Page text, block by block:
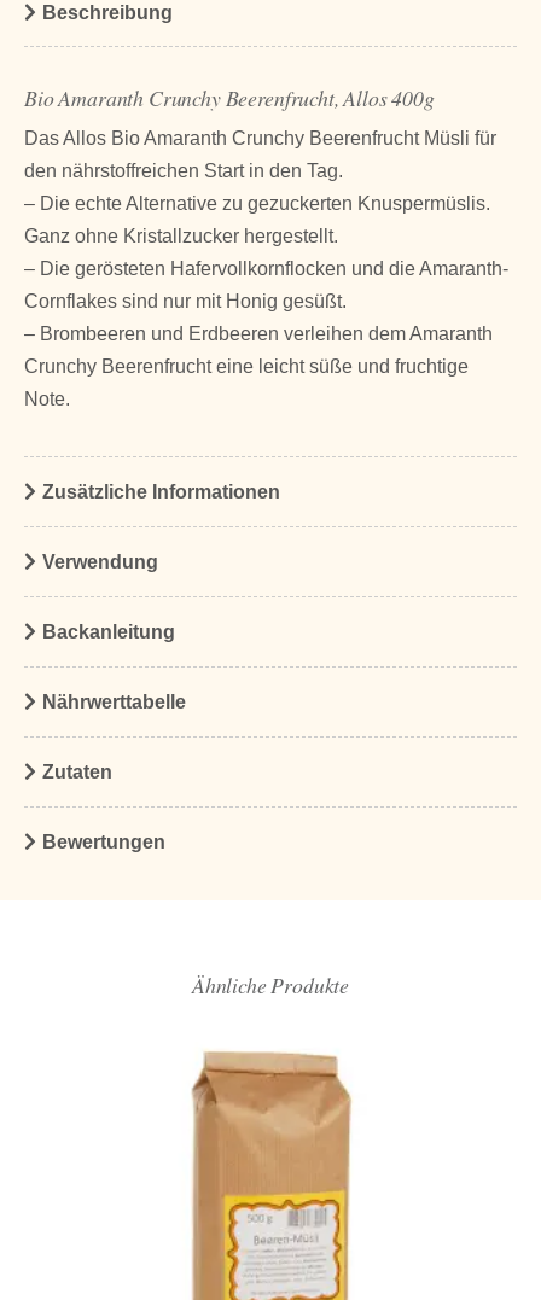
Beschreibung
Bio Amaranth Crunchy Beerenfrucht, Allos 400g
Das Allos Bio Amaranth Crunchy Beerenfrucht Müsli für
den nährstoffreichen Start in den Tag.
– Die echte Alternative zu gezuckerten Knuspermüslis.
Ganz ohne Kristallzucker hergestellt.
– Die gerösteten Hafervollkornflocken und die Amaranth-
Cornflakes sind nur mit Honig gesüßt.
– Brombeeren und Erdbeeren verleihen dem Amaranth
Crunchy Beerenfrucht eine leicht süße und fruchtige
Note.
Zusätzliche Informationen
Verwendung
Backanleitung
Nährwerttabelle
Zutaten
Bewertungen
Ähnliche Produkte